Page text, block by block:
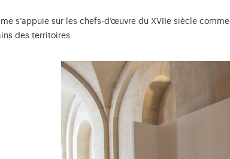
s’appuie sur les chefs-d’œuvre du XVIIe siècle
des territoires.